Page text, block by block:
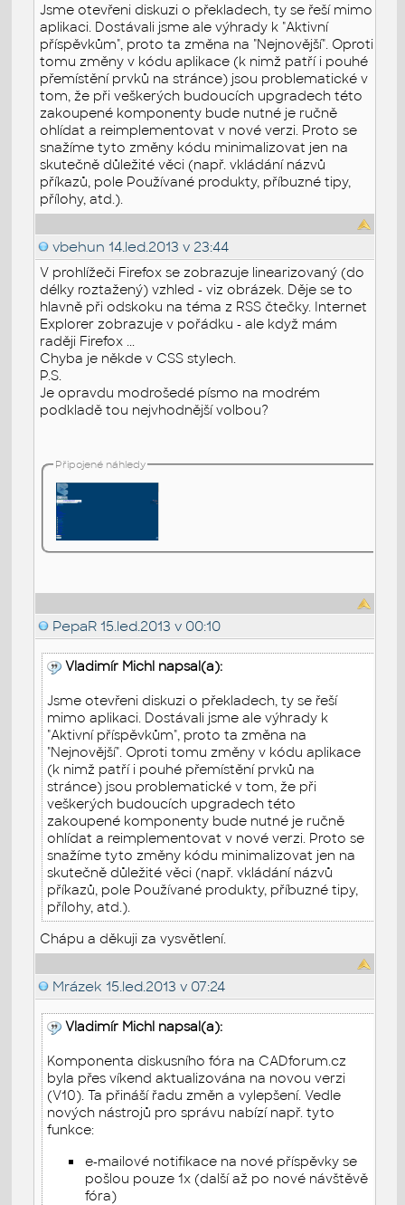
Jsme otevřeni diskuzi o překladech, ty se řeší mimo
aplikaci. Dostávali jsme ale výhrady k "Aktivní
příspěvkům", proto ta změna na "Nejnovější". Oproti
tomu změny v kódu aplikace (k nimž patří i pouhé
přemístění prvků na stránce) jsou problematické v
tom, že při veškerých budoucích upgradech této
zakoupené komponenty bude nutné je ručně
ohlídat a reimplementovat v nové verzi. Proto se
snažíme tyto změny kódu minimalizovat jen na
skutečně důležité věci (např. vkládání názvů
příkazů, pole Používané produkty, příbuzné tipy,
přílohy, atd.).
vbehun 14.led.2013 v 23:44
V prohlížeči Firefox se zobrazuje linearizovaný (do
délky roztažený) vzhled - viz obrázek. Děje se to
hlavně při odskoku na téma z RSS čtečky. Internet
Explorer zobrazuje v pořádku - ale když mám
raději Firefox ...
Chyba je někde v CSS stylech.
P.S.
Je opravdu modrošedé písmo na modrém
podkladě tou nejvhodnější volbou?
Připojené náhledy
PepaR 15.led.2013 v 00:10
Vladimír Michl napsal(a):
Jsme otevřeni diskuzi o překladech, ty se řeší
mimo aplikaci. Dostávali jsme ale výhrady k
"Aktivní příspěvkům", proto ta změna na
"Nejnovější". Oproti tomu změny v kódu aplikace
(k nimž patří i pouhé přemístění prvků na
stránce) jsou problematické v tom, že při
veškerých budoucích upgradech této
zakoupené komponenty bude nutné je ručně
ohlídat a reimplementovat v nové verzi. Proto se
snažíme tyto změny kódu minimalizovat jen na
skutečně důležité věci (např. vkládání názvů
příkazů, pole Používané produkty, příbuzné tipy,
přílohy, atd.).
Chápu a děkuji za vysvětlení.
Mrázek 15.led.2013 v 07:24
Vladimír Michl napsal(a):
Komponenta diskusního fóra na CADforum.cz
byla přes víkend aktualizována na novou verzi
(V10). Ta přináší řadu změn a vylepšení. Vedle
nových nástrojů pro správu nabízí např. tyto
funkce:
e-mailové notifikace na nové příspěvky se
pošlou pouze 1x (další až po nové návštěvě
fóra)